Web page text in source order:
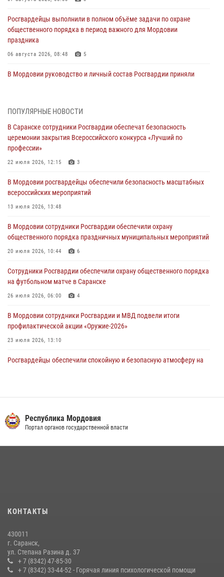
Росгвардейцы выполнили в полном объёме задачи по охране
общественного порядка в период важного для Мордовии
праздника
06 августа 2026, 08:48 5
В Мордовии руководство и личный состав Росгвардии приняли
06 августа 2026, 08:14 9
В Саранске сотрудники Росгвардии задержали дебошира,
повредившего имущество в кафе
06 августа 2026, 07:03
незамедлительно
05 августа 2026, 15:04
подозреваемого в причинении телесных повреждений супруге
05 августа 2026, 12:34
проведения масштабного праздника в Темникове
05 августа 2026, 09:04 4
ПОПУЛЯРНЫЕ НОВОСТИ
В Саранске сотрудники Росгвардии обеспечат безопасность
церемонии закрытия Всероссийского конкурса «Лучший по
профессии»
22 июля 2026, 12:15 3
В Мордовии росгвардейцы обеспечили безопасность масштабных
всероссийских мероприятий
13 июля 2026, 13:48
В Мордовии сотрудники Росгвардии обеспечили охрану
общественного порядка праздничных муниципальных мероприятий
20 июля 2026, 10:44 6
Сотрудники Росгвардии обеспечили охрану общественного порядка
на футбольном матче в Саранске
26 июля 2026, 06:00 4
В Мордовии сотрудники Росгвардии и МВД подвели итоги
профилактической акции «Оружие‑2026»
23 июля 2026, 13:10
Росгвардейцы обеспечили спокойную и безопасную атмосферу на
обеспечили безопасность на футбольных мероприятиях: от
регионального турнира до Суперкубка России
содействии сотрудников Росгвардии
Сотрудники Росгвардии обеспечили безопасность Всероссийского
конкурса профмастерства в Саранске
23 июля 2026, 11:54 4
Республика Мордовия
Портал органов государственной власти
КОНТАКТЫ
430011
г. Саранск,
ул. Степана Разина д. 37
+ 7 (8342) 47-85-30
+ 7 (8342) 33-44-52 - Горячая линия психологической помощи